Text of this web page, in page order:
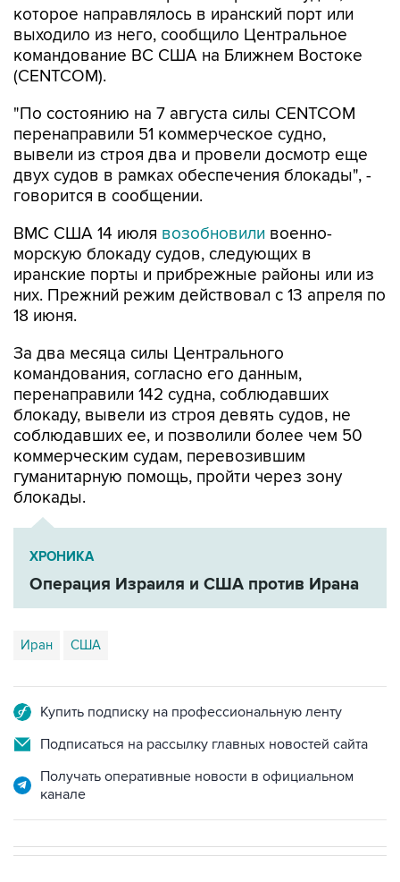
которое направлялось в иранский порт или
выходило из него, сообщило Центральное
командование ВС США на Ближнем Востоке
(CENTCOM).
"По состоянию на 7 августа силы CENTCOM
перенаправили 51 коммерческое судно,
вывели из строя два и провели досмотр еще
двух судов в рамках обеспечения блокады", -
говорится в сообщении.
ВМС США 14 июля возобновили военно-
морскую блокаду судов, следующих в
иранские порты и прибрежные районы или из
них. Прежний режим действовал с 13 апреля по
18 июня.
За два месяца силы Центрального
командования, согласно его данным,
перенаправили 142 судна, соблюдавших
блокаду, вывели из строя девять судов, не
соблюдавших ее, и позволили более чем 50
коммерческим судам, перевозившим
гуманитарную помощь, пройти через зону
блокады.
ХРОНИКА
Операция Израиля и США против Ирана
Иран США
Купить подписку на профессиональную ленту
Подписаться на рассылку главных новостей сайта
Получать оперативные новости в официальном
канале